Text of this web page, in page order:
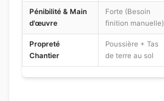
Pénibilité & Main
d'œuvre
Forte (Besoin
finition manuelle)
Propreté
Chantier
Poussière + Tas
de terre au sol